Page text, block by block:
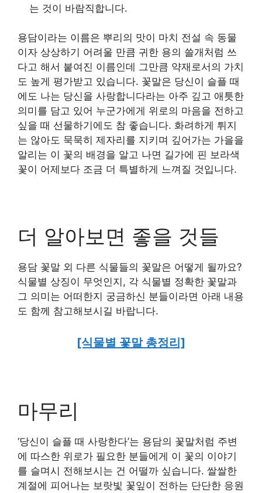
는 것이 바람직합니다.
용담이라는 이름은 뿌리의 맛이 마치 전설 속 동물
이자 상상하기 어려울 만큼 귀한 용의 쓸개처럼 쓰
다고 해서 붙여진 이름인데 그만큼 약재로서의 가치
도 높게 평가받고 있습니다. 꽃말은 당신이 슬플 때
에도 나는 당신을 사랑합니다라는 아주 깊고 애틋한
의미를 담고 있어 누군가에게 위로의 마음을 전하고
싶을 때 선물하기에도 참 좋습니다. 화려하게 튀지
는 않아도 묵묵히 제자리를 지키며 깊어가는 가을을
알리는 이 꽃의 배경을 알고 나면 길가에 핀 보라색
꽃이 어제보다 조금 더 특별하게 느껴질 것입니다.
더 알아보면 좋을 것들
용담 꽃말 외 다른 식물들의 꽃말은 어떻게 될까요?
식물별 상징이 무엇인지, 각 식물별 정확한 꽃말과
그 의미는 어떠한지 궁금하신 분들이라면 아래 내용
도 함께 참고해보시길 바랍니다.
[식물별 꽃말 총정리]
마무리
‘당신이 슬플 때 사랑한다’는 용담의 꽃말처럼 주변
에 따스한 위로가 필요한 분들에게 이 꽃의 이야기
를 슬며시 전해보시는 건 어떨까 싶습니다. 쌀쌀한
계절에 피어나는 보랏빛 꽃잎이 전하는 단단한 응원